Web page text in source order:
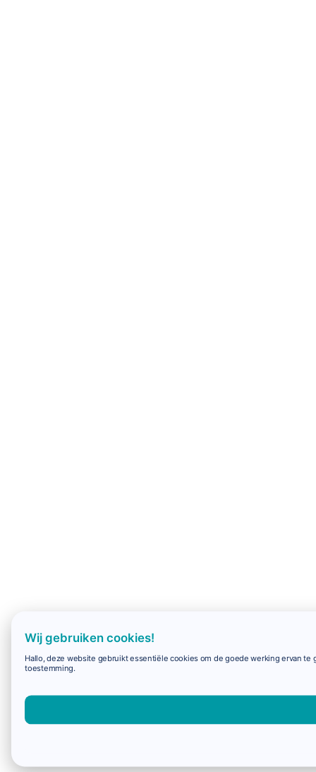
Wij gebruiken cookies!
Hallo, deze website gebruikt essentiële cookies om de goede werking ervan
toestemming.